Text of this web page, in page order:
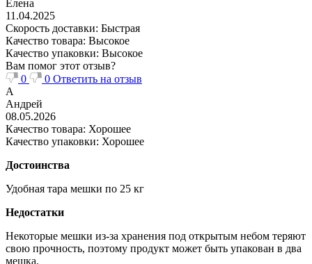
Елена
11.04.2025
Скорость доставки: Быстрая
Качество товара: Высокое
Качество упаковки: Высокое
Вам помог этот отзыв?
0
0 Ответить на отзыв
А
Андрей
08.05.2026
Качество товара: Хорошее
Качество упаковки: Хорошее
Достоинства
Удобная тара мешки по 25 кг
Недостатки
Некоторые мешки из-за хранения под открытым небом теряют
свою прочность, поэтому продукт может быть упакован в два
мешка.